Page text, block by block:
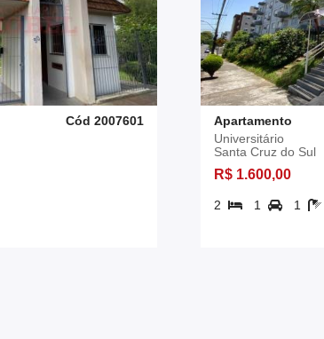
Cód 2007601
Apartamento
Universitário
Santa Cruz do Sul
R$ 1.600,00
2 1 1